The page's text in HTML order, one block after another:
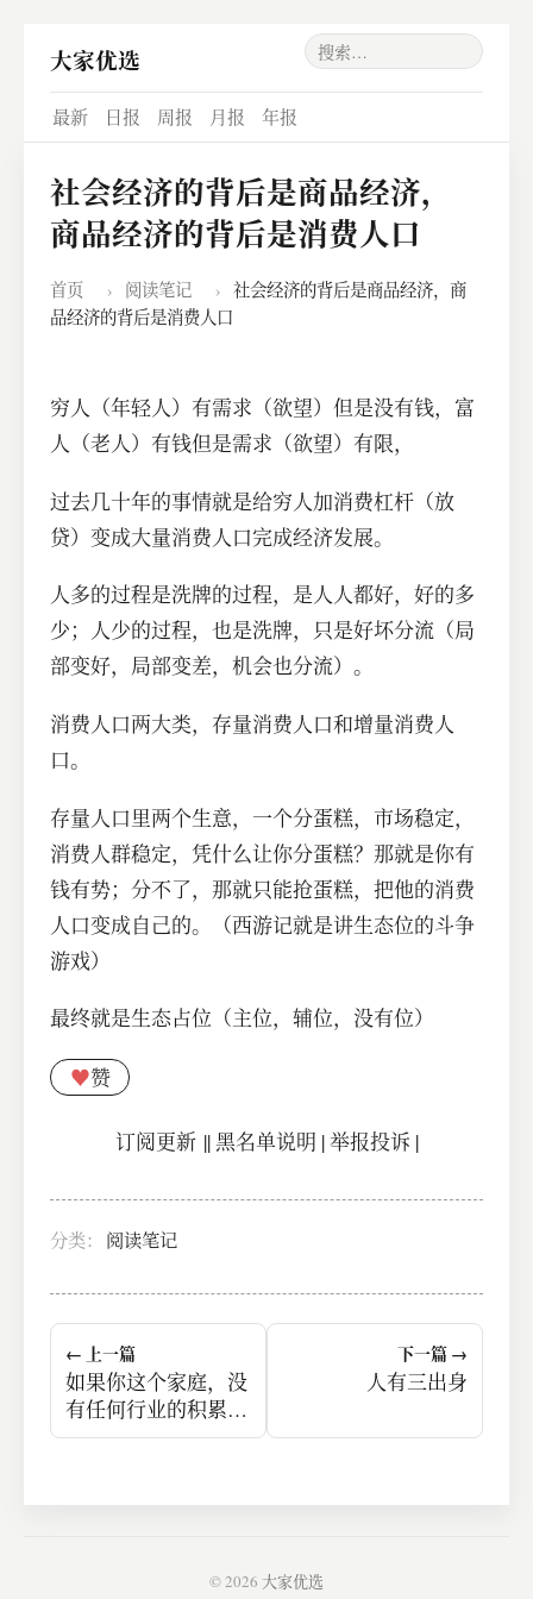
大家优选
最新 日报 周报 月报 年报
社会经济的背后是商品经济，
商品经济的背后是消费人口
首页 › 阅读笔记 ›
社会经济的背后是商品经济，商
品经济的背后是消费人口
穷人（年轻人）有需求（欲望）但是没有钱，富
人（老人）有钱但是需求（欲望）有限，
过去几十年的事情就是给穷人加消费杠杆（放
贷）变成大量消费人口完成经济发展。
人多的过程是洗牌的过程，是人人都好，好的多
少；人少的过程，也是洗牌，只是好坏分流（局
部变好，局部变差，机会也分流）。
消费人口两大类，存量消费人口和增量消费人
口。
存量人口里两个生意，一个分蛋糕，市场稳定，
消费人群稳定，凭什么让你分蛋糕？那就是你有
钱有势；分不了，那就只能抢蛋糕，把他的消费
人口变成自己的。（西游记就是讲生态位的斗争
游戏）
最终就是生态占位（主位，辅位，没有位）
♥赞
订阅更新||黑名单说明 |举报投诉 |
分类： 阅读笔记
← 上一篇
如果你这个家庭，没
有任何行业的积累，
那就让孩子闯。
下一篇 →
人有三出身
© 2026 大家优选